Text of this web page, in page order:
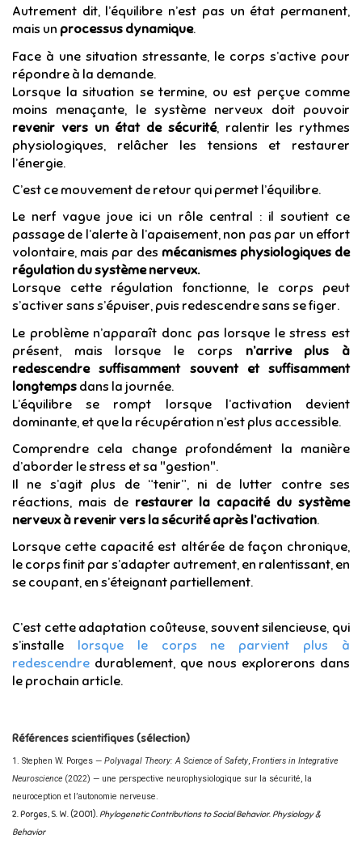
Autrement dit, l’équilibre n’est pas un état permanent,
mais un processus dynamique.
Face à une situation stressante, le corps s’active pour
répondre à la demande.
Lorsque la situation se termine, ou est perçue comme
moins menaçante, le système nerveux doit pouvoir
revenir vers un état de sécurité, ralentir les rythmes
physiologiques, relâcher les tensions et restaurer
l’énergie.
C’est ce mouvement de retour qui permet l’équilibre.
Le nerf vague joue ici un rôle central : il soutient ce
passage de l’alerte à l’apaisement, non pas par un effort
volontaire, mais par des mécanismes physiologiques de
régulation du système nerveux.
Lorsque cette régulation fonctionne, le corps peut
s’activer sans s’épuiser, puis redescendre sans se figer.
Le problème n’apparaît donc pas lorsque le stress est
présent, mais lorsque le corps n’arrive plus à
redescendre suffisamment souvent et suffisamment
longtemps dans la journée.
L’équilibre se rompt lorsque l’activation devient
dominante, et que la récupération n’est plus accessible.
Comprendre cela change profondément la manière
d’aborder le stress et sa "gestion".
Il ne s’agit plus de “tenir”, ni de lutter contre ses
réactions, mais de restaurer la capacité du système
nerveux à revenir vers la sécurité après l’activation.
Lorsque cette capacité est altérée de façon chronique,
le corps finit par s’adapter autrement, en ralentissant, en
se coupant, en s’éteignant partiellement.
C’est cette adaptation coûteuse, souvent silencieuse, qui
s’installe
lorsque le corps ne parvient plus à
redescendre durablement, que nous explorerons dans
le prochain article.
Références scientifiques (sélection)
1. Stephen W. Porges — Polyvagal Theory: A Science of Safety Frontiers in Integrative
Neuroscience (2022) — une perspective neurophysiologique sur la sécurité, la
neuroception et l’autonomie nerveuse.
2. Porges, S. W. (2001). Phylogenetic Contributions to Social Behavior. Physiology &
Behavior